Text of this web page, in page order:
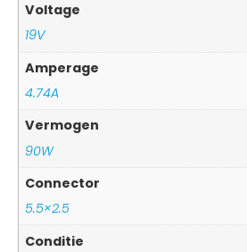
Voltage
19V
Amperage
4.74A
Vermogen
90W
Connector
5.5×2.5
Conditie